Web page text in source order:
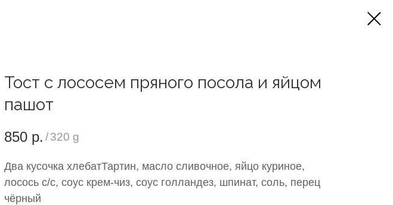
Тост с лососем пряного посола и яйцом
пашот
850 р. /320 g
Два кусочка хлебатТартин, масло сливочное, яйцо куриное,
лосось с/с, соус крем-чиз, соус голландез, шпинат, соль, перец
чёрный